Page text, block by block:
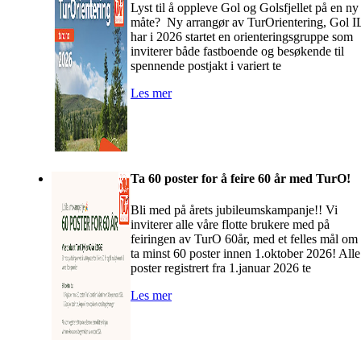
Lyst til å oppleve Gol og Golsfjellet på en ny
måte? Ny arrangør av TurOrientering, Gol
har i 2026 startet en orienteringsgruppe som
inviterer både fastboende og besøkende til
spennende postjakt i variert te
Les mer
Ta 60 poster for å feire 60 år med TurO!
Bli med på årets jubileumskampanje!! Vi
inviterer alle våre flotte brukere med på
feiringen av TurO 60år, med et felles mål om
ta minst 60 poster innen 1.oktober 2026! Alle
poster registrert fra 1.januar 2026 te
Les mer